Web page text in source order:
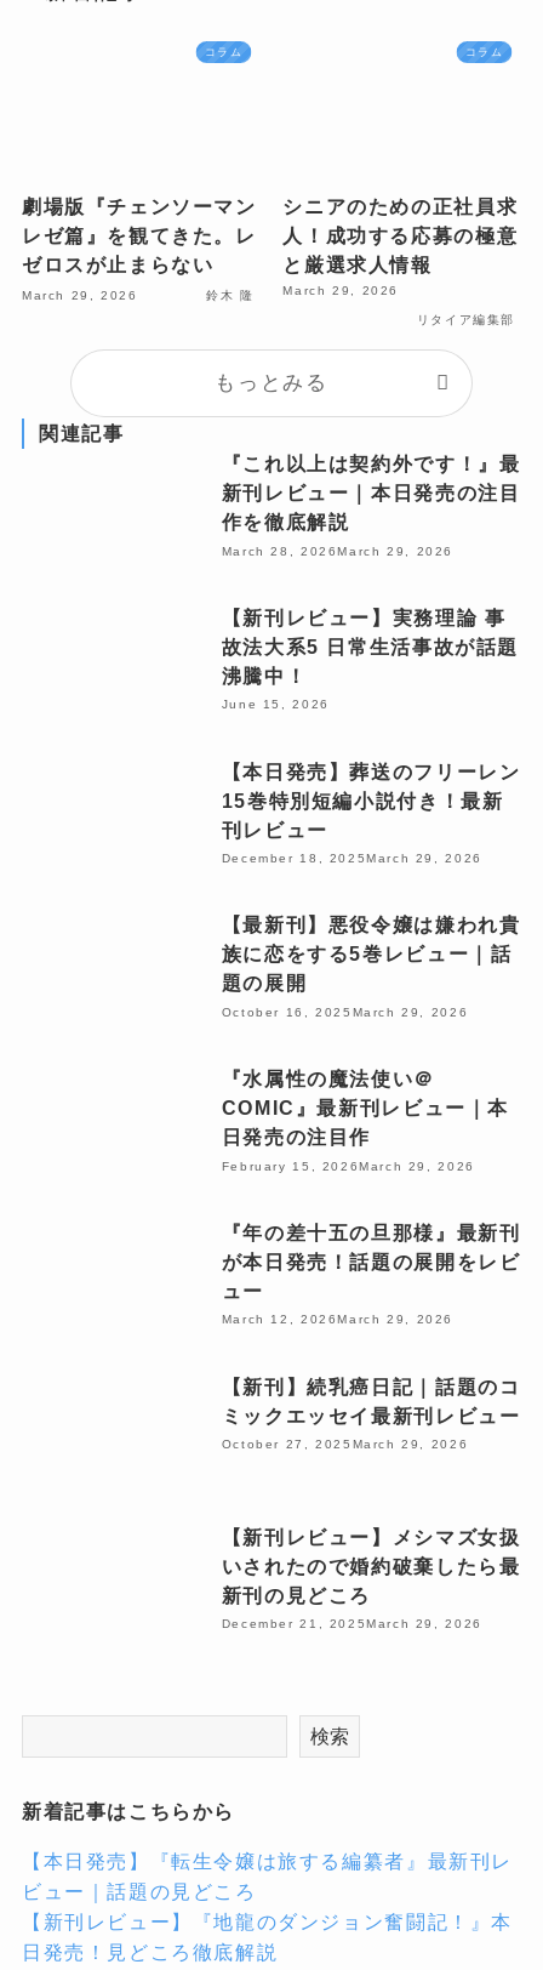
コラム
劇場版『チェンソーマン
レゼ篇』を観てきた。レ
ゼロスが止まらない
March 29, 2026 鈴木 隆
コラム
シニアのための正社員求
人！成功する応募の極意
と厳選求人情報
March 29, 2026
リタイア編集部
もっとみる
関連記事
『これ以上は契約外です！』最
新刊レビュー｜本日発売の注目
作を徹底解説
March 28, 2026March 29, 2026
【新刊レビュー】実務理論 事
故法大系5 日常生活事故が話題
沸騰中！
June 15, 2026
【本日発売】葬送のフリーレン
15巻特別短編小説付き！最新
刊レビュー
December 18, 2025March 29, 2026
【最新刊】悪役令嬢は嫌われ貴
族に恋をする5巻レビュー｜話
題の展開
October 16, 2025 March 29, 2026
『水属性の魔法使い＠
COMIC』最新刊レビュー｜本
日発売の注目作
February 15, 2026March 29, 2026
『年の差十五の旦那様』最新刊
が本日発売！話題の展開をレビ
ュー
March 12, 2026 March 29, 2026
【新刊】続乳癌日記｜話題のコ
ミックエッセイ最新刊レビュー
October 27, 2025 March 29, 2026
【新刊レビュー】メシマズ女扱
いされたので婚約破棄したら最
新刊の見どころ
December 21, 2025March 29, 2026
検索
新着記事はこちらから
【本日発売】『転生令嬢は旅する編纂者』最新刊レ
ビュー｜話題の見どころ
【新刊レビュー】『地龍のダンジョン奮闘記！』本
日発売！見どころ徹底解説